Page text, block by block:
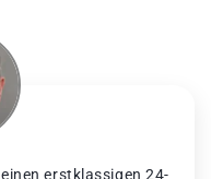
erstklassigen 24-